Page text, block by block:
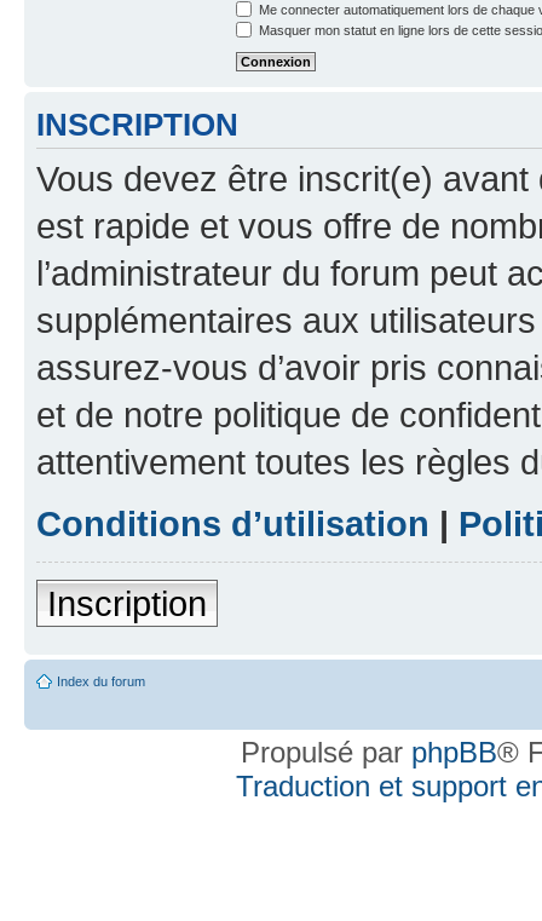
Me connecter automatiquement lors de chaque
Masquer mon statut en ligne lors de cette
INSCRIPTION
Vous devez être inscrit(e) avant
est rapide et vous offre de
l’administrateur du forum peut
supplémentaires aux
assurez-vous d’avoir pris
et de notre politique de
attentivement toutes les règles
Conditions d’utilisation |
Inscription
Index du forum
Propulsé par phpBB®
Traduction et support